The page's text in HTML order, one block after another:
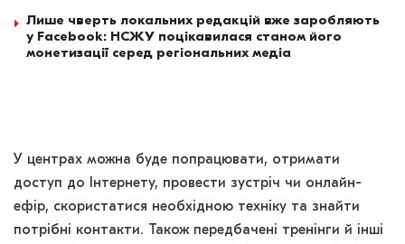
Лише чверть локальних редакцій вже заробляють
у Facebook: НСЖУ поцікавилася станом його
монетизації серед регіональних медіа
У центрах можна буде попрацювати, отримати
доступ до Інтернету, провести зустріч чи онлайн-
ефір, скористатися необхідною техніку та знайти
потрібні контакти. Також передбачені тренінги й інші